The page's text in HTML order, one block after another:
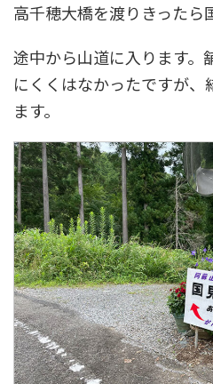
高千穂大橋を渡りきったら
途中から山道に入ります。
にくくはなかったですが
ます。